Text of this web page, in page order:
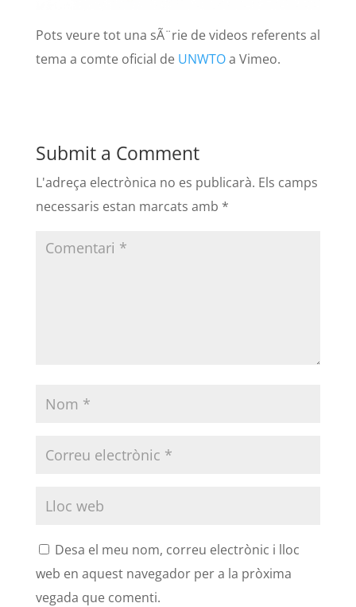
Pots veure tot una sÃ¨rie de videos referents al
tema a comte oficial de UNWTOa Vimeo.
Submit a Comment
L'adreça electrònica no es publicarà. Els camps
necessaris estan marcats amb *
Desa el meu nom, correu electrònic i lloc
web en aquest navegador per a la pròxima
vegada que comenti.